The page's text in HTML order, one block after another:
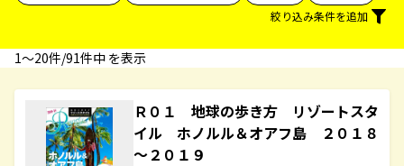
絞り込み条件を追加
1〜20件/91件中 を表示
Ｒ０１ 地球の歩き方 リゾートスタ
イル ホノルル＆オアフ島 ２０１８
～２０１９